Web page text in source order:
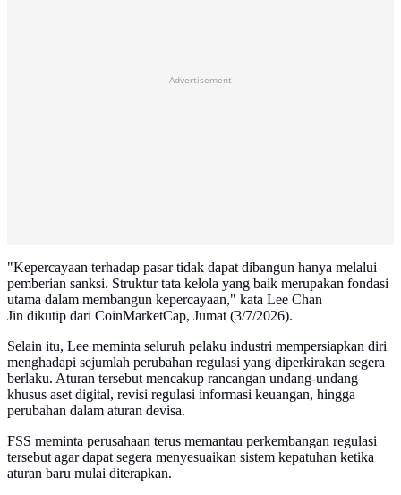
Advertisement
"Kepercayaan terhadap pasar tidak dapat dibangun hanya melalui
pemberian sanksi. Struktur tata kelola yang baik merupakan fondasi
utama dalam membangun kepercayaan," kata Lee Chan
Jin dikutip dari CoinMarketCap, Jumat (3/7/2026).
Selain itu, Lee meminta seluruh pelaku industri mempersiapkan diri
menghadapi sejumlah perubahan regulasi yang diperkirakan segera
berlaku. Aturan tersebut mencakup rancangan undang-undang
khusus aset digital, revisi regulasi informasi keuangan, hingga
perubahan dalam aturan devisa.
FSS meminta perusahaan terus memantau perkembangan regulasi
tersebut agar dapat segera menyesuaikan sistem kepatuhan ketika
aturan baru mulai diterapkan.